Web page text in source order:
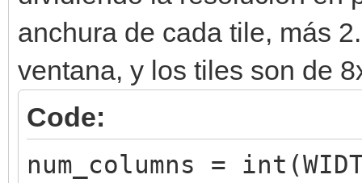
anchura de cada tile, más
ventana, y los tiles son de
Code:
num_columns =